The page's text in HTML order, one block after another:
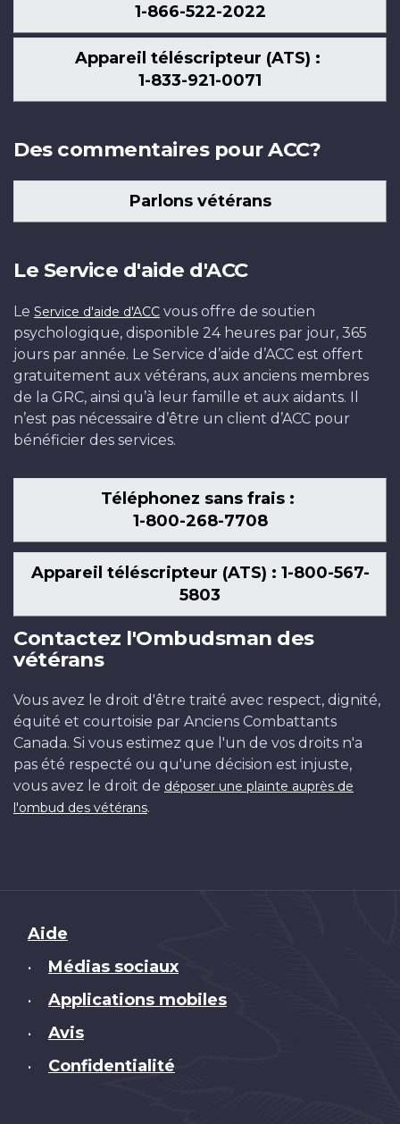
1-866-522-2022
Appareil téléscripteur (ATS) :
1-833-921-0071
Des commentaires pour ACC?
Parlons vétérans
Le Service d'aide d'ACC
Le Service d'aide d'ACC vous offre de soutien
psychologique, disponible 24 heures par jour, 365
jours par année. Le Service d’aide d’ACC est offert
gratuitement aux vétérans, aux anciens membres
de la GRC, ainsi qu’à leur famille et aux aidants. Il
n’est pas nécessaire d’être un client d’ACC pour
bénéficier des services.
Téléphonez sans frais :
1-800-268-7708
Appareil téléscripteur (ATS) : 1-800-567-
5803
Contactez l'Ombudsman des
vétérans
Vous avez le droit d'être traité avec respect, dignité,
équité et courtoisie par Anciens Combattants
Canada. Si vous estimez que l'un de vos droits n'a
pas été respecté ou qu'une décision est injuste,
vous avez le droit de déposer une plainte auprès de
l'ombud des vétérans.
Brand
Aide
• Médias sociaux
• Applications mobiles
• Avis
• Confidentialité